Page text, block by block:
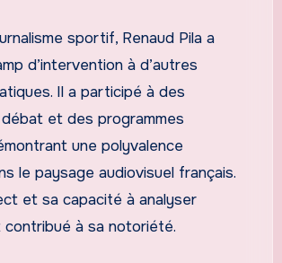
sportif, Renaud Pila a
d’intervention à d’autres
Il a participé à des
et des programmes
une polyvalence
le paysage audiovisuel français.
et sa capacité à analyser
contribué à sa notoriété.